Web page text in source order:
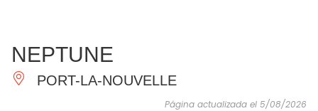
IMPRESCINDIBLES
NEPTUNE
PORT-LA-NOUVELLE
Página actualizada el 5/08/2026